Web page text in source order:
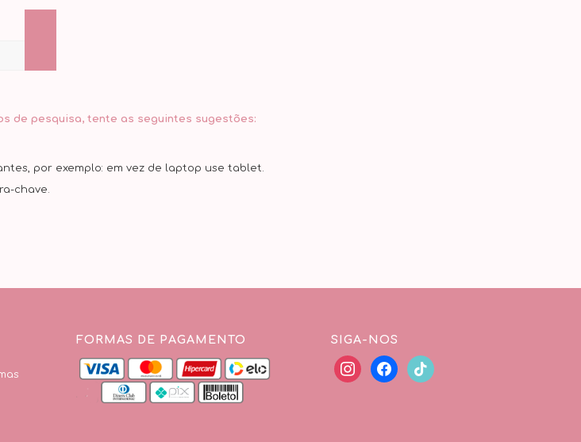
de pesquisa, tente as seguintes sugestões:
por exemplo: em vez de laptop use tablet.
chave.
FORMAS DE PAGAMENTO SIGA-NOS